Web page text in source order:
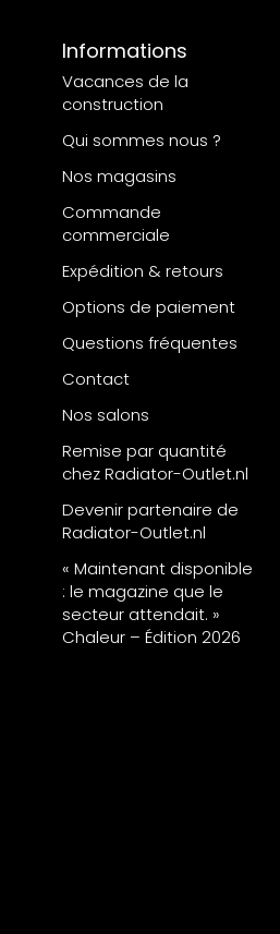
Informations
Vacances de la
construction
Qui sommes nous ?
Nos magasins
Commande
commerciale
Expédition & retours
Options de paiement
Questions fréquentes
Contact
Nos salons
Remise par quantité
chez Radiator-Outlet.nl
Devenir partenaire de
Radiator-Outlet.nl
« Maintenant disponible
: le magazine que le
secteur attendait. »
Chaleur – Édition 2026